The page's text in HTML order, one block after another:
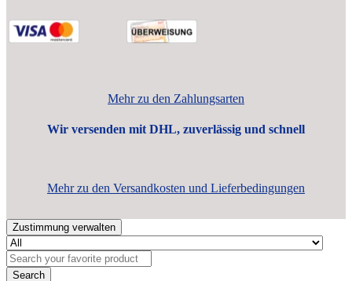
Mehr zu den Zahlungsarten
Wir versenden mit DHL, zuverlässig und schnell
Mehr zu den Versandkosten und Lieferbedingungen
Zustimmung verwalten
Search